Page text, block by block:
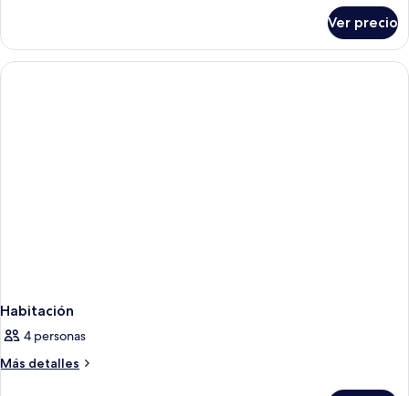
Ver precio
Habitación
4 personas
Más detalles
Más